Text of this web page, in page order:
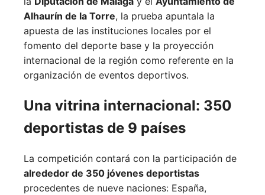
Alhaurín de la Torre, la prueba apuntala la
apuesta de las instituciones locales por el
fomento del deporte base y la proyección
internacional de la región como referente en la
organización de eventos deportivos.
Una vitrina internacional: 350
deportistas de 9 países
La competición contará con la participación de
alrededor de 350 jóvenes deportistas
procedentes de nueve naciones: España,